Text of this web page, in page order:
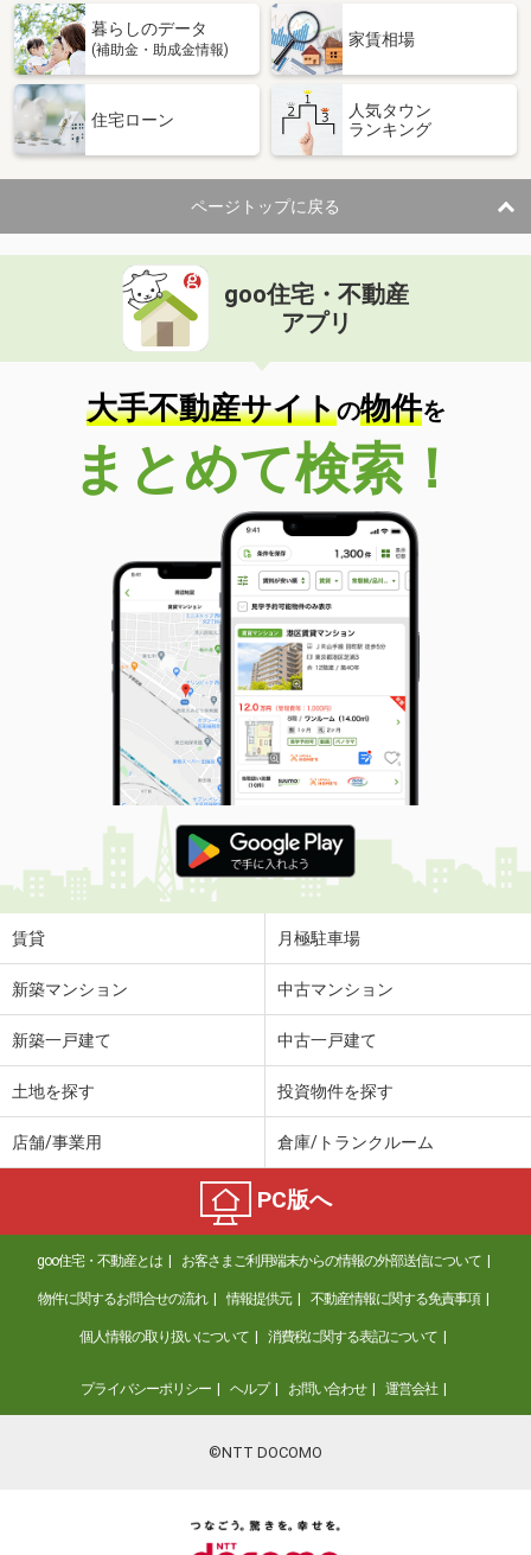
暮らしのデータ
(補助金・助成金情報)
家賃相場
住宅ローン
人気タウン
ランキング
ページトップに戻る
goo住宅・不動産
アプリ
大手不動産サイトの物件を
まとめて検索！
賃貸 月極駐車場
新築マンション 中古マンション
新築一戸建て 中古一戸建て
土地を探す 投資物件を探す
店舗/事業用 倉庫/トランクルーム
PC版へ
goo住宅・不動産とは お客さまご利用端末からの情報の外部送信について
物件に関するお問合せの流れ 情報提供元 不動産情報に関する免責事項
個人情報の取り扱いについて 消費税に関する表記について
プライバシーポリシー ヘルプ お問い合わせ 運営会社
©NTT DOCOMO